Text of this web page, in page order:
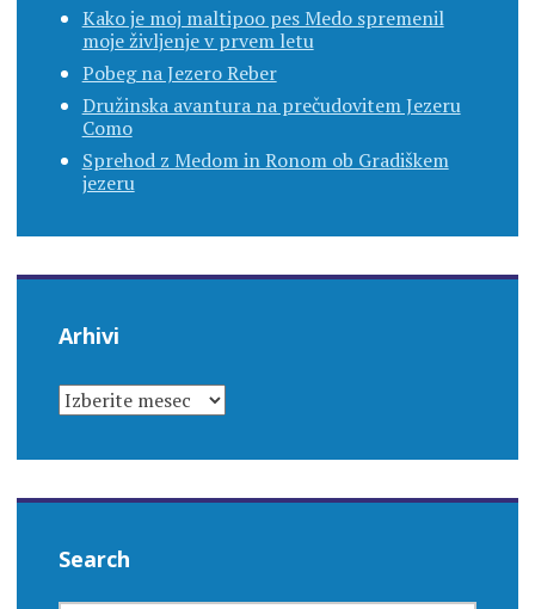
Kako je moj maltipoo pes Medo spremenil
moje življenje v prvem letu
Pobeg na Jezero Reber
Družinska avantura na prečudovitem Jezeru
Como
Sprehod z Medom in Ronom ob Gradiškem
jezeru
Arhivi
ARHIVI
Search